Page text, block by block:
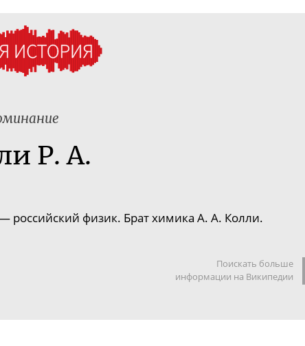
Р. А.
— российский физик. Брат химика А. А. Колли.
Поискать больше
информации на Википедии